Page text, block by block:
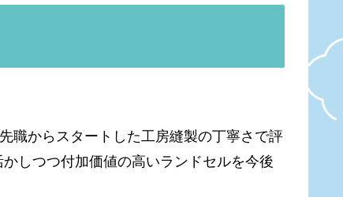
職からスタートした工房縫製の丁寧さで評
しつつ付加価値の高いランドセルを今後